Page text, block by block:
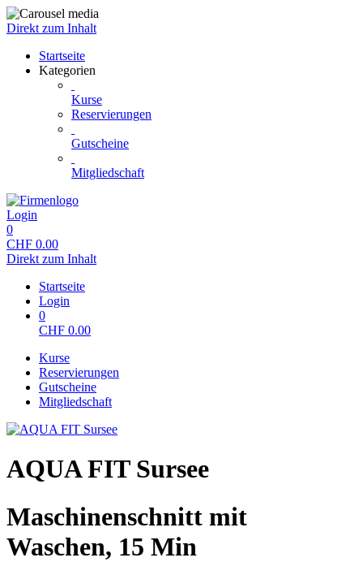
Direkt zum Inhalt
Startseite
Kategorien
Kurse
Reservierungen
Gutscheine
Mitgliedschaft
Login
0
CHF 0.00
Direkt zum Inhalt
Startseite
Login
0
CHF 0.00
Kurse
Reservierungen
Gutscheine
Mitgliedschaft
AQUA FIT Sursee
Maschinenschnitt mit
Waschen, 15 Min